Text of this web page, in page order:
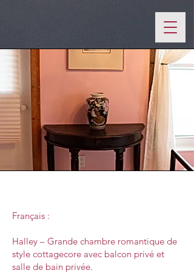
Français :
Halley – Grande chambre romantique de
style cottagecore avec balcon privé et
salle de bain privée.